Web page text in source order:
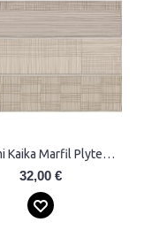
Hanami Kaika Marfil Plytelės
32,00 €